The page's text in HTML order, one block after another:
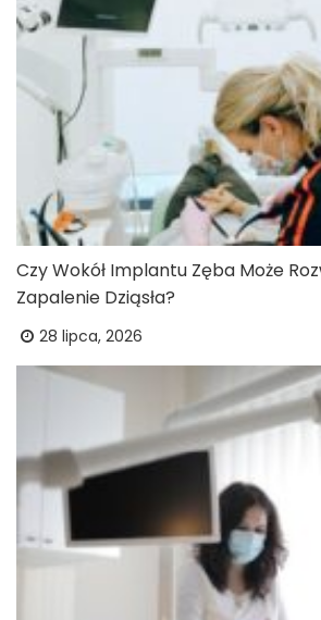
Czy Wokół Implantu Zęba Może
Zapalenie Dziąsła?
28 lipca, 2026